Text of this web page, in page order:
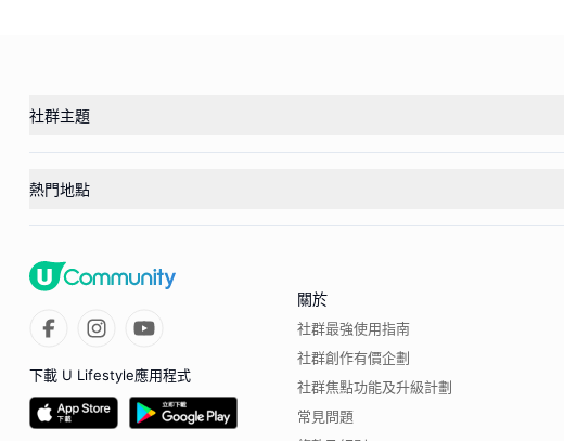
社群主題
熱門地點
下載 U Lifestyle應用程式
關於
社群最強使用指南
社群創作有價企劃
社群焦點功能及升級計劃
常見問題